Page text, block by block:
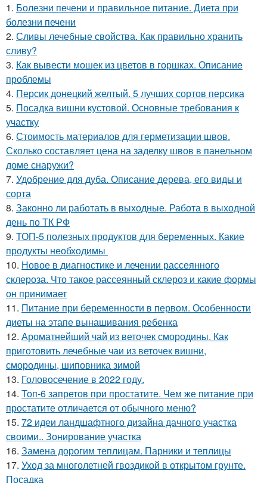
1. Болезни печени и правильное питание. Диета при
болезни печени
2. Сливы лечебные свойства. Как правильно хранить
сливу?
3. Как вывести мошек из цветов в горшках. Описание
проблемы
4. Персик донецкий желтый. 5 лучших сортов персика
5. Посадка вишни кустовой. Основные требования к
участку
6. Стоимость материалов для герметизации швов.
Сколько составляет цена на заделку швов в панельном
доме снаружи?
7. Удобрение для дуба. Описание дерева, его виды и
сорта
8. Законно ли работать в выходные. Работа в выходной
день по ТК РФ
9. ТОП-5 полезных продуктов для беременных. Какие
продукты необходимы
10. Новое в диагностике и лечении рассеянного
склероза. Что такое рассеянный склероз и какие формы
он принимает
11. Питание при беременности в первом. Особенности
диеты на этапе вынашивания ребенка
12. Ароматнейший чай из веточек смородины. Как
приготовить лечебные чаи из веточек вишни,
смородины, шиповника зимой
13. Головосечение в 2022 году.
14. Топ-6 запретов при простатите. Чем же питание при
простатите отличается от обычного меню?
15. 72 идеи ландшафтного дизайна дачного участка
своими.. Зонирование участка
16. Замена дорогим теплицам. Парники и теплицы
17. Уход за многолетней гвоздикой в открытом грунте.
Посадка